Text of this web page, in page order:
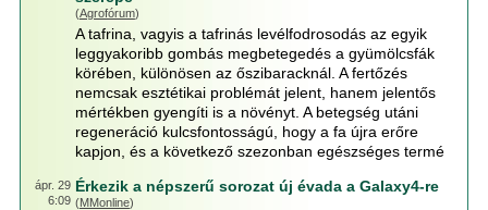
(Agrofórum)
A tafrina, vagyis a tafrinás levélfodrosodás az egyik
leggyakoribb gombás megbetegedés a gyümölcsfák
körében, különösen az őszibaracknál. A fertőzés
nemcsak esztétikai problémát jelent, hanem jelentős
mértékben gyengíti is a növényt. A betegség utáni
regeneráció kulcsfontosságú, hogy a fa újra erőre
kapjon, és a következő szezonban egészséges termé
ápr. 29
6:09
Érkezik a népszerű sorozat új évada a Galaxy4-re
(MMonline)